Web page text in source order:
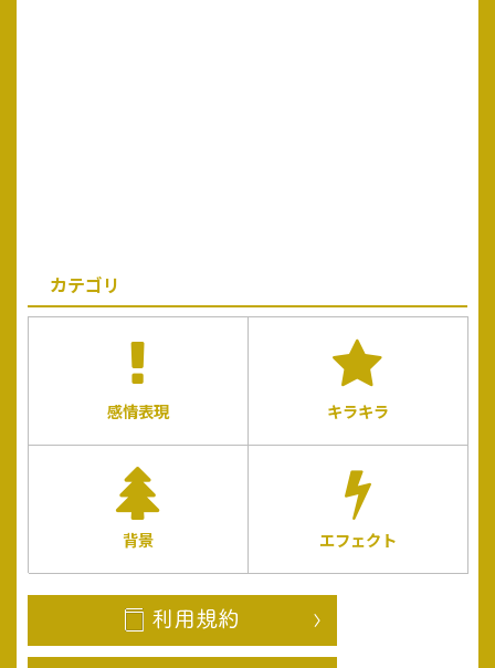
カテゴリ
感情表現 キラキラ
背景 エフェクト